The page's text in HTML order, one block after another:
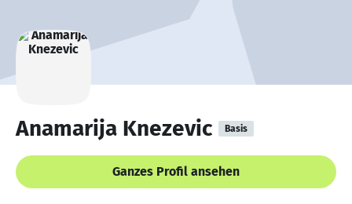
Anamarija Knezevic Basis
Ganzes Profil ansehen